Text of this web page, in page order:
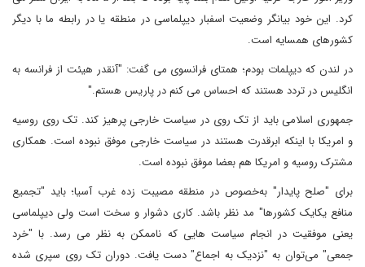
کرد. این خود بیانگر وضعیت اسفبار دیپلماسی در منطقه یا در رابطه ما با دیگر
کشورهای همسایه است.
در لندن که دیپلمات بودم؛ همتای فرانسوی می گفت: "آنقدر هیئت از فرانسه به
انگلیس در تردد هستند که احساس می کنم در پاریس هستم."
جمهوری اسلامی باید از تک روی در سیاست خارجی پرهیز کند. تک روی روسیه
و امریکا با اینکه ابرقدرت هستند در سیاست خارجی موفق نبوده است. همکاری
مشترک روسیه و امریکا هم بعضا موفق نبوده است.
برای "صلح پایدار" به‌خصوص در منطقه مصیبت زده غرب آسیا؛ باید "تجمیع
منافع یکایک کشورها" مد نظر باشد. کاری دشوار و سخت است ولی دیپلماسی
یعنی موفقیت در انجام سیاست هایی که ناممکن به نظر می رسد. با "خرد
جمعی" می‌توان به "نزدیک به اجماع" دست یافت. دوران تک روی سپری شده